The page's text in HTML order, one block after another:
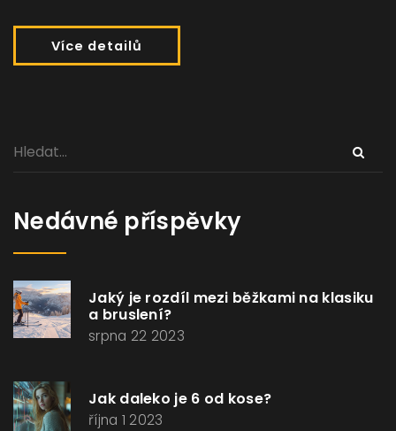
Více detailů
Nedávné příspěvky
Jaký je rozdíl mezi běžkami na klasiku
a bruslení?
srpna 22 2023
Jak daleko je 6 od kose?
října 1 2023